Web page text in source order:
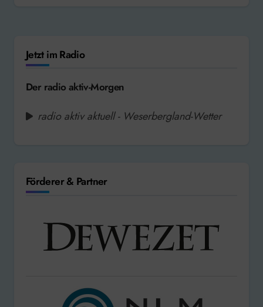
Jetzt im Radio
Der radio aktiv-Morgen
radio aktiv aktuell - Weserbergland-Wetter
Förderer & Partner